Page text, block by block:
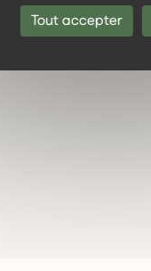
Tout accepter